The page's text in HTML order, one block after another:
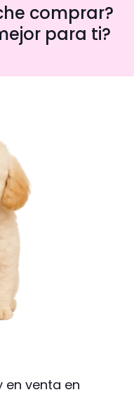
comprar?
para ti?
en venta en